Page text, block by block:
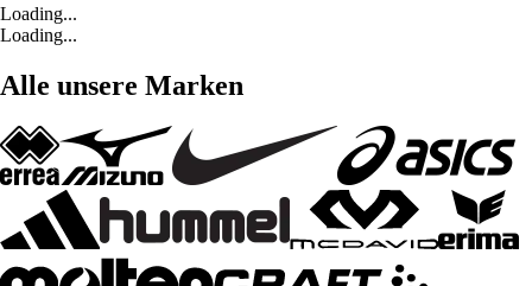
Loading...
Loading...
Alle unsere Marken